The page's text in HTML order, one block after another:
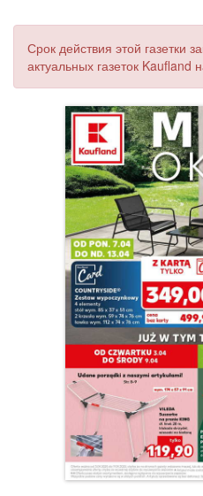
Срок действия этой газетки
актуальных газеток Kaufland